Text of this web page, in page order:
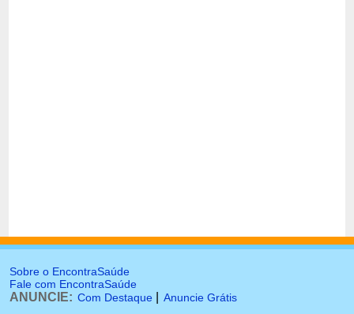
Sobre o EncontraSaúde
Fale com EncontraSaúde
ANUNCIE: Com Destaque Anuncie Grátis